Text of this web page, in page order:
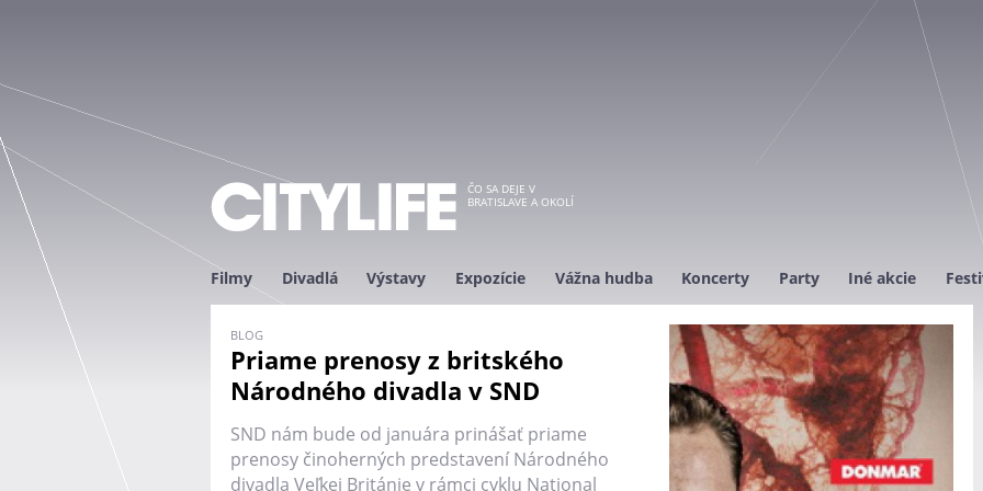
ČO SA DEJE V
BRATISLAVE A OKOLÍ
Filmy Divadlá Výstavy Expozície Vážna hudba Koncerty Party Iné akcie
Priame prenosy z britského
Národného divadla v SND
SND nám bude od januára prinášať priame
prenosy činoherných predstavení Národného
divadla Veľkej Británie v rámci cyklu National
BLOG